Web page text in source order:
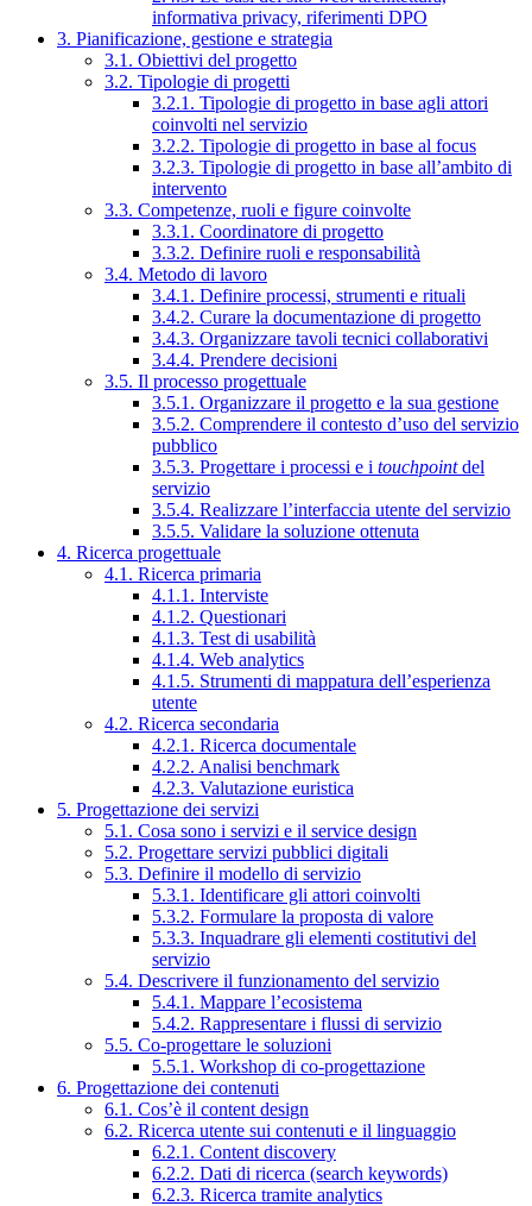
informativa privacy, riferimenti DPO
3. Pianificazione, gestione e strategia
3.1. Obiettivi del progetto
3.2. Tipologie di progetti
3.2.1. Tipologie di progetto in base agli attori
coinvolti nel servizio
3.2.2. Tipologie di progetto in base al focus
3.2.3. Tipologie di progetto in base all’ambito di
intervento
3.3. Competenze, ruoli e figure coinvolte
3.3.1. Coordinatore di progetto
3.3.2. Definire ruoli e responsabilità
3.4. Metodo di lavoro
3.4.1. Definire processi, strumenti e rituali
3.4.2. Curare la documentazione di progetto
3.4.3. Organizzare tavoli tecnici collaborativi
3.4.4. Prendere decisioni
3.5. Il processo progettuale
3.5.1. Organizzare il progetto e la sua gestione
3.5.2. Comprendere il contesto d’uso del servizio
pubblico
3.5.3. Progettare i processi e i touchpointdel
servizio
3.5.4. Realizzare l’interfaccia utente del servizio
3.5.5. Validare la soluzione ottenuta
4. Ricerca progettuale
4.1. Ricerca primaria
4.1.1. Interviste
4.1.2. Questionari
4.1.3. Test di usabilità
4.1.4. Web analytics
4.1.5. Strumenti di mappatura dell’esperienza
utente
4.2. Ricerca secondaria
4.2.1. Ricerca documentale
4.2.2. Analisi benchmark
4.2.3. Valutazione euristica
5. Progettazione dei servizi
5.1. Cosa sono i servizi e il service design
5.2. Progettare servizi pubblici digitali
5.3. Definire il modello di servizio
5.3.1. Identificare gli attori coinvolti
5.3.2. Formulare la proposta di valore
5.3.3. Inquadrare gli elementi costitutivi del
servizio
5.4. Descrivere il funzionamento del servizio
5.4.1. Mappare l’ecosistema
5.4.2. Rappresentare i flussi di servizio
5.5. Co-progettare le soluzioni
5.5.1. Workshop di co-progettazione
6. Progettazione dei contenuti
6.1. Cos’è il content design
6.2. Ricerca utente sui contenuti e il linguaggio
6.2.1. Content discovery
6.2.2. Dati di ricerca (search keywords)
6.2.3. Ricerca tramite analytics